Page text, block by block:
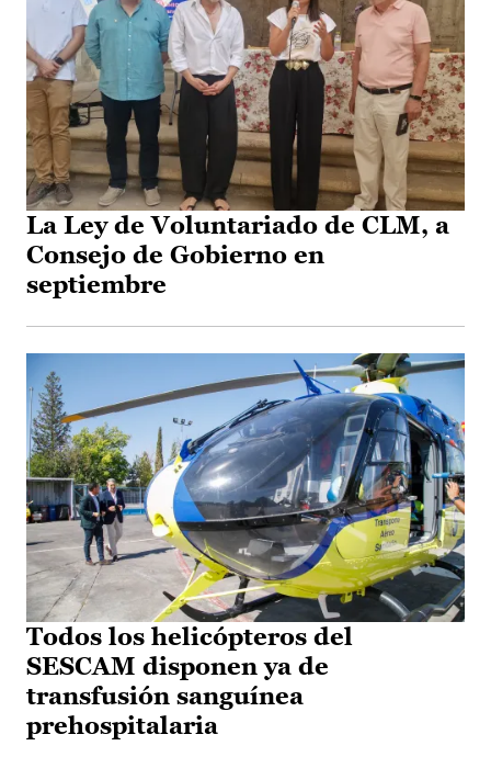
La Ley de Voluntariado de CLM, a
Consejo de Gobierno en
septiembre
Todos los helicópteros del
SESCAM disponen ya de
transfusión sanguínea
prehospitalaria